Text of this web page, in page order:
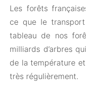
Les forêts
ce que le
tableau de nos
milliards d’arbres
de la température
très régulièrement.